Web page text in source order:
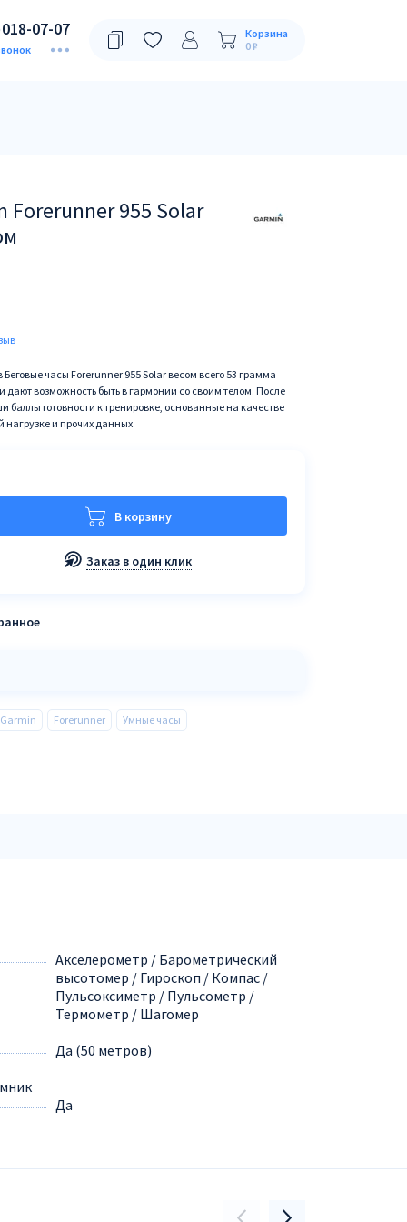
07-07
Корзина
0 ₽
Forerunner 955 Solar
часы Forerunner 955 Solar весом всего 53 грамма
дают возможность быть в гармонии со своим телом. После
баллы готовности к тренировке, основанные на качестве
нагрузке и прочих данных
В корзину
Заказ в один клик
Garmin Forerunner Умные часы
Акселерометр / Барометрический
высотомер / Гироскоп / Компас /
Пульсоксиметр / Пульсометр /
Термометр / Шагомер
Да (50 метров)
Да